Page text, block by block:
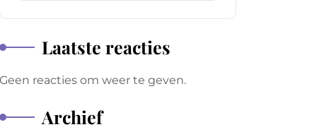
Laatste reacties
Geen reacties om weer te geven.
Archief